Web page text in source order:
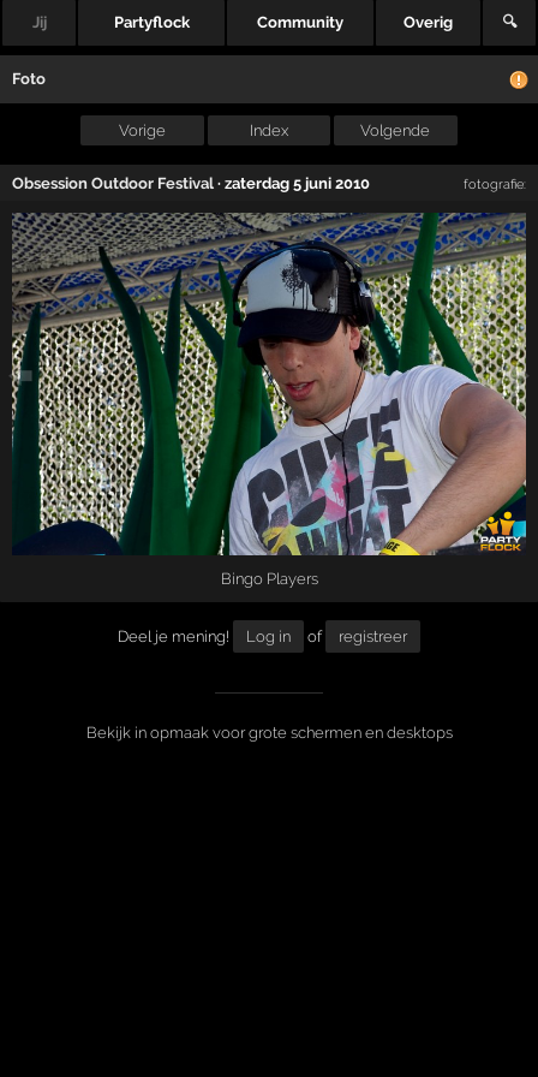
Jij Partyflock Community Overig 🔍
Foto
Vorige Index Volgende
Obsession Outdoor Festival ·zaterdag 5 juni 2010 fotografie:
Bingo Players
Deel je mening! Log in of registreer
Bekijk in opmaak voor grote schermen en desktops